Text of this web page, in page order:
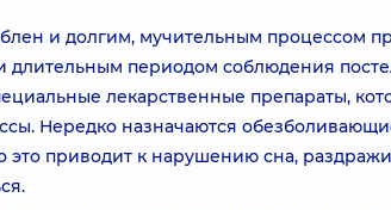
и долгим, мучительным процессом
длительным периодом соблюдения
лекарственные препараты,
Нередко назначаются
это приводит к нарушению сна,